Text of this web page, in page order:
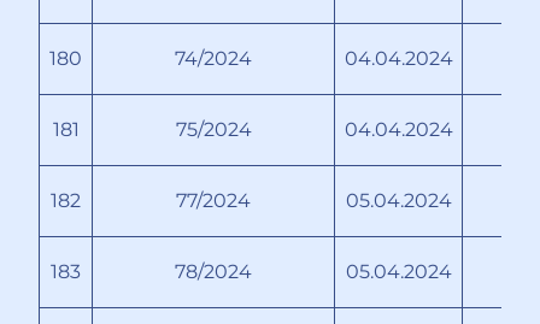
180 74/2024 04.04.2024
181 75/2024 04.04.2024
182 77/2024 05.04.2024
183 78/2024 05.04.2024